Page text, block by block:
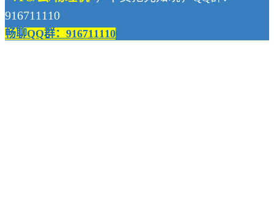
916711110
畅聊QQ群：916711110